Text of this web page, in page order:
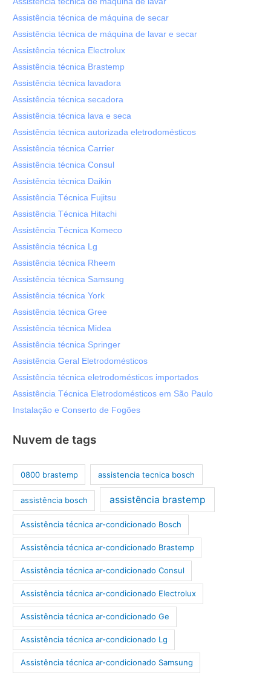
Assistência técnica de máquina de secar
Assistência técnica de máquina de lavar e secar
Assistência técnica Electrolux
Assistência técnica Brastemp
Assistência técnica lavadora
Assistência técnica secadora
Assistência técnica lava e seca
Assistência técnica autorizada eletrodomésticos
Assistência técnica Carrier
Assistência técnica Consul
Assistência técnica Daikin
Assistência Técnica Fujitsu
Assistência Técnica Hitachi
Assistência Técnica Komeco
Assistência técnica Lg
Assistência técnica Rheem
Assistência técnica Samsung
Assistência técnica York
Assistência técnica Gree
Assistência técnica Midea
Assistência técnica Springer
Assistência Geral Eletrodomésticos
Assistência técnica eletrodomésticos importados
Assistência Técnica Eletrodomésticos em São Paulo
Instalação e Conserto de Fogões
Nuvem de tags
0800 brastemp assistencia tecnica bosch
assistência bosch assistência brastemp
Assistência técnica ar-condicionado Bosch
Assistência técnica ar-condicionado Brastemp
Assistência técnica ar-condicionado Consul
Assistência técnica ar-condicionado Electrolux
Assistência técnica ar-condicionado Ge
Assistência técnica ar-condicionado Lg
Assistência técnica ar-condicionado Samsung